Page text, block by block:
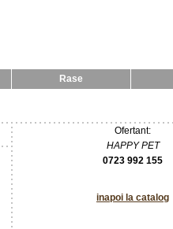
Rase
Ofertant:
HAPPY PET
0723 992 155
inapoi la catalog